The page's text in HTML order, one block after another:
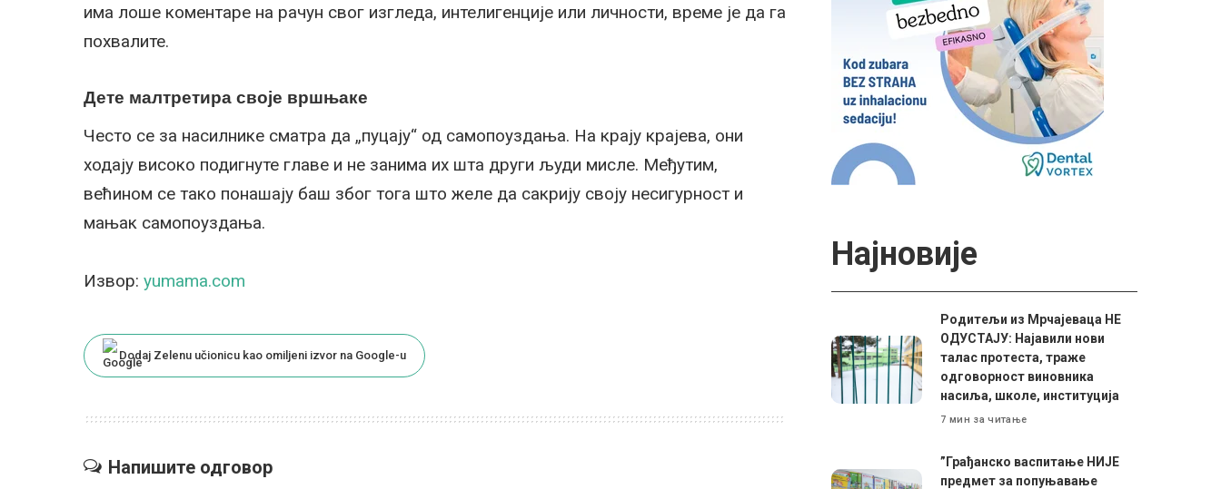
има лоше коментаре на рачун свог изгледа, интелигенције или личности, време је да га
похвалите.
Дете малтретира своје вршњаке
Често се за насилнике сматра да „пуцају“ од самопоуздања. На крају крајева, они
ходају високо подигнуте главе и не занима их шта други људи мисле. Међутим,
већином се тако понашају баш због тога што желе да сакрију своју несигурност и
мањак самопоуздања.
Извор: yumama.com
Dodaj Zelenu učionicu kao omiljeni izvor na Google-u
Напишите одговор
Најновије
Родитељи из Мрчајеваца НЕ
ОДУСТАЈУ: Најавили нови
талас протеста, траже
одговорност виновника
насиља, школе, институција
7 мин за читање
”Грађанско васпитање НИЈЕ
предмет за попуњавање